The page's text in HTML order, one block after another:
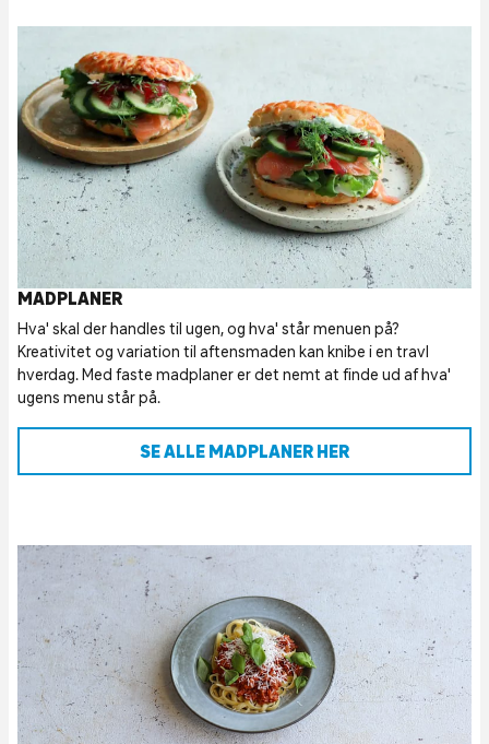
MADPLANER
Hva' skal der handles til ugen, og hva' står menuen på?
Kreativitet og variation til aftensmaden kan knibe i en travl
hverdag. Med faste madplaner er det nemt at finde ud af hva'
ugens menu står på.
SE ALLE MADPLANER HER